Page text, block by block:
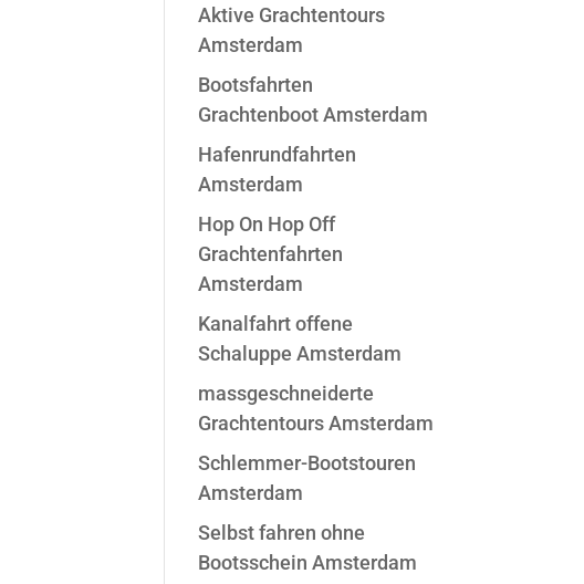
Aktive Grachtentours
Amsterdam
Bootsfahrten
Grachtenboot Amsterdam
Hafenrundfahrten
Amsterdam
Hop On Hop Off
Grachtenfahrten
Amsterdam
Kanalfahrt offene
Schaluppe Amsterdam
massgeschneiderte
Grachtentours Amsterdam
Schlemmer-Bootstouren
Amsterdam
Selbst fahren ohne
Bootsschein Amsterdam